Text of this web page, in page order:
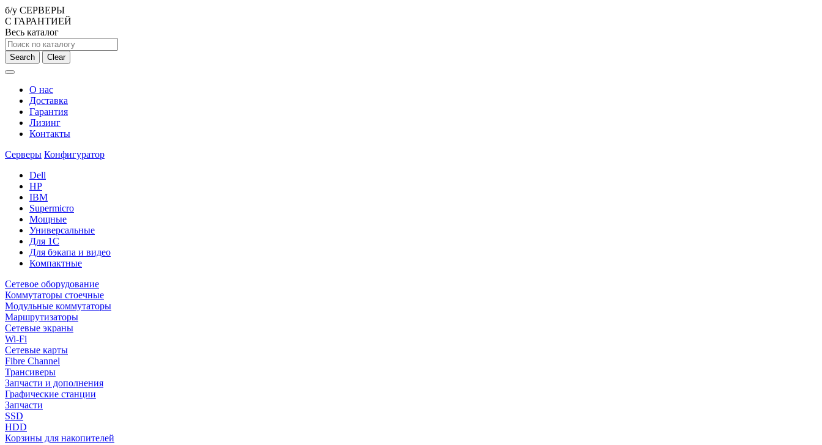
б/у СЕРВЕРЫ
С ГАРАНТИЕЙ
Весь каталог
Search Clear
О нас
Доставка
Гарантия
Лизинг
Контакты
Серверы Конфигуратор
Dell
HP
IBM
Supermicro
Мощные
Универсальные
Для 1С
Для бэкапа и видео
Компактные
Сетевое оборудование
Коммутаторы стоечные
Модульные коммутаторы
Маршрутизаторы
Сетевые экраны
Wi-Fi
Сетевые карты
Fibre Channel
Трансиверы
Запчасти и дополнения
Графические станции
Запчасти
SSD
HDD
Корзины для накопителей